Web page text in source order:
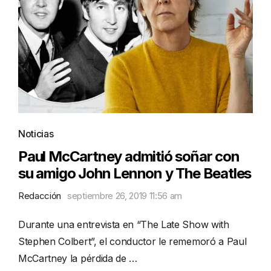
Noticias
Paul McCartney admitió soñar con
su amigo John Lennon y The Beatles
Redacción septiembre 26, 2019 11:56 am
Durante una entrevista en “The Late Show with
Stephen Colbert”, el conductor le rememoró a Paul
McCartney la pérdida de …